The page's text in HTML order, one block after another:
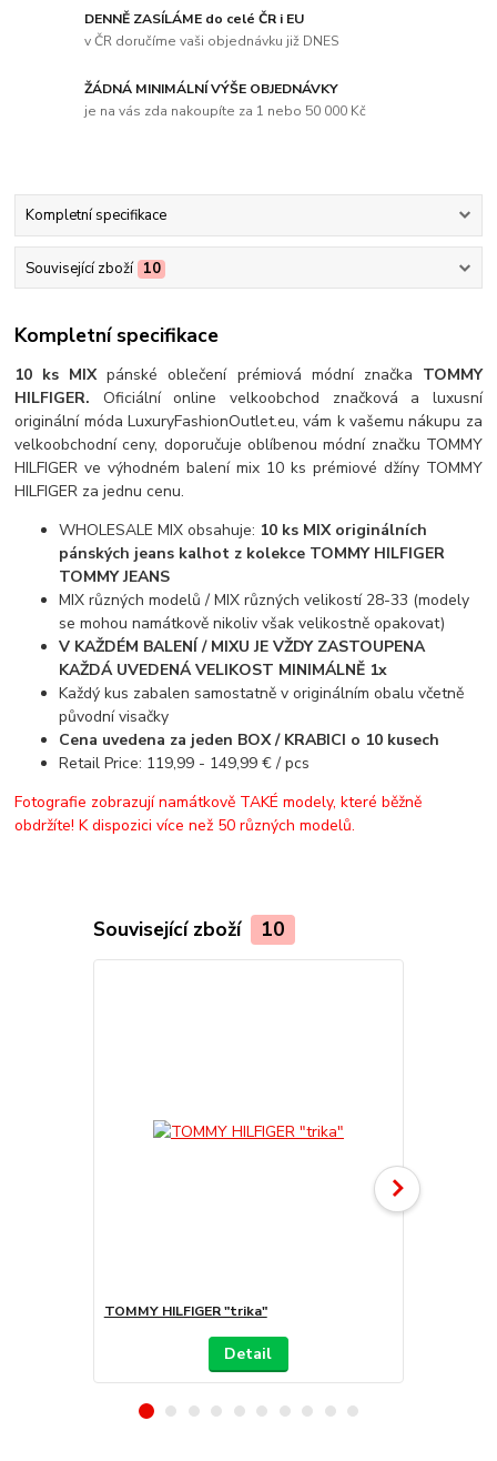
DENNĚ ZASÍLÁME do celé ČR i EU
v ČR doručíme vaši objednávku již DNES
ŽÁDNÁ MINIMÁLNÍ VÝŠE OBJEDNÁVKY
je na vás zda nakoupíte za 1 nebo 50 000 Kč
Kompletní specifikace
Související zboží 10
Kompletní specifikace
10 ks MIXpánské oblečení prémiová módní značka TOMMY
HILFIGER. Oficiální online velkoobchod značková a luxusní
originální móda LuxuryFashionOutlet.eu, vám k vašemu nákupu za
velkoobchodní ceny, doporučuje oblíbenou módní značku TOMMY
HILFIGER ve výhodném balení mix 10 ks prémiové džíny TOMMY
HILFIGER za jednu cenu.
WHOLESALE MIX obsahuje: 10 ks MIX originálních
pánských jeans kalhot z kolekce TOMMY HILFIGER
TOMMY JEANS
MIX různých modelů / MIX různých velikostí 28-33 (modely
se mohou namátkově nikoliv však velikostně opakovat)
V KAŽDÉM BALENÍ / MIXU JE VŽDY ZASTOUPENA
KAŽDÁ UVEDENÁ VELIKOST MINIMÁLNĚ 1x
Každý kus zabalen samostatně v originálním obalu včetně
původní visačky
Cena uvedena za jeden BOX / KRABICI o 10 kusech
Retail Price: 119,99 - 149,99 € / pcs
Fotografie zobrazují namátkově TAKÉ modely, které běžně
obdržíte! K dispozici více než 50 různých modelů.
Související zboží 10
TOMMY HILFIGER "trika"
Detail